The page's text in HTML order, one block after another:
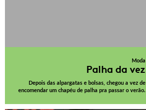
Moda
Palha da vez
Depois das alpargatas e bolsas, chegou a vez de
encomendar um chapéu de palha pra passar o verão.